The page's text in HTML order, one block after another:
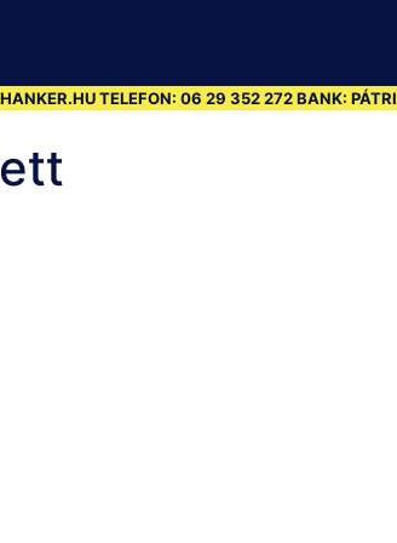
TELEFON: 06 29 352 272 BANK: